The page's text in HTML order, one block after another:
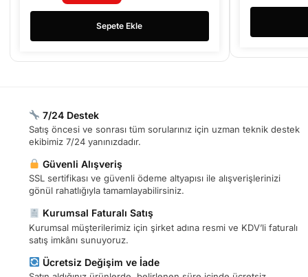
Sepete Ekle
7/24 Destek
Satış öncesi ve sonrası tüm sorularınız için uzman teknik destek
ekibimiz 7/24 yanınızdadır.
Güvenli Alışveriş
SSL sertifikası ve güvenli ödeme altyapısı ile alışverişlerinizi
gönül rahatlığıyla tamamlayabilirsiniz.
Kurumsal Faturalı Satış
Kurumsal müşterilerimiz için şirket adına resmi ve KDV’li faturalı
satış imkânı sunuyoruz.
Ücretsiz Değişim ve İade